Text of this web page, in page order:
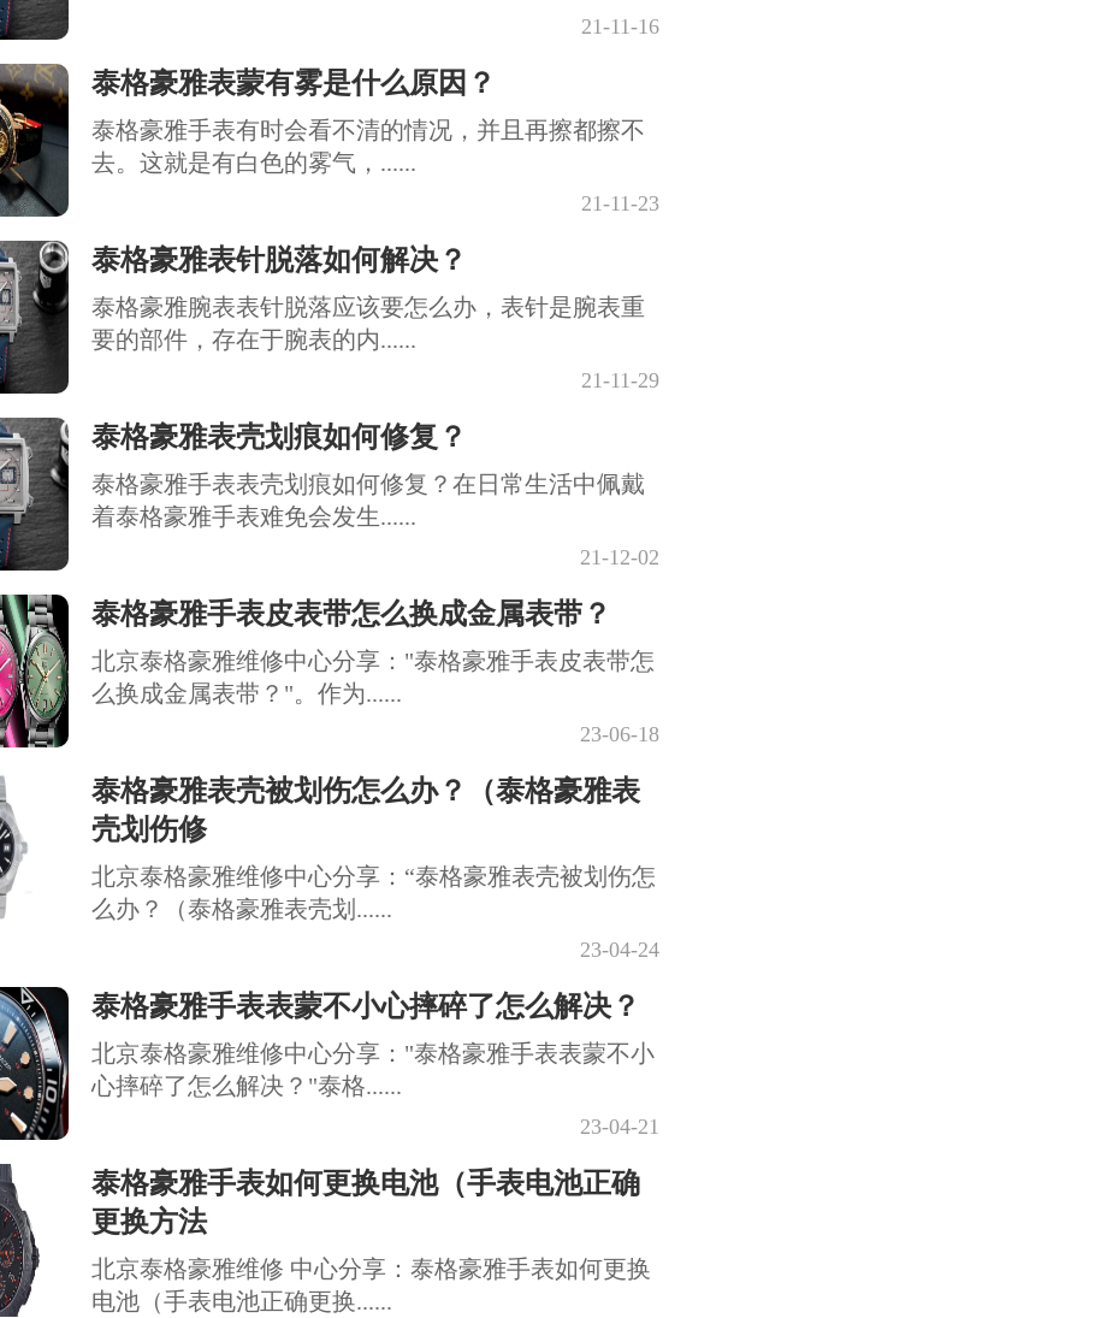
21-11-16
泰格豪雅表蒙有雾是什么原因？
泰格豪雅手表有时会看不清的情况，并且再擦都擦不
去。这就是有白色的雾气，......
21-11-23
泰格豪雅表针脱落如何解决？
泰格豪雅腕表表针脱落应该要怎么办，表针是腕表重
要的部件，存在于腕表的内......
21-11-29
泰格豪雅表壳划痕如何修复？
泰格豪雅手表表壳划痕如何修复？在日常生活中佩戴
着泰格豪雅手表难免会发生......
21-12-02
泰格豪雅手表皮表带怎么换成金属表带？
北京泰格豪雅维修中心分享："泰格豪雅手表皮表带怎
么换成金属表带？"。作为......
23-06-18
泰格豪雅表壳被划伤怎么办？（泰格豪雅表
壳划伤修
北京泰格豪雅维修中心分享：“泰格豪雅表壳被划伤怎
么办？（泰格豪雅表壳划......
23-04-24
泰格豪雅手表表蒙不小心摔碎了怎么解决？
北京泰格豪雅维修中心分享："泰格豪雅手表表蒙不小
心摔碎了怎么解决？"泰格......
23-04-21
泰格豪雅手表如何更换电池（手表电池正确
更换方法
北京泰格豪雅维修 中心分享：泰格豪雅手表如何更换
电池（手表电池正确更换......